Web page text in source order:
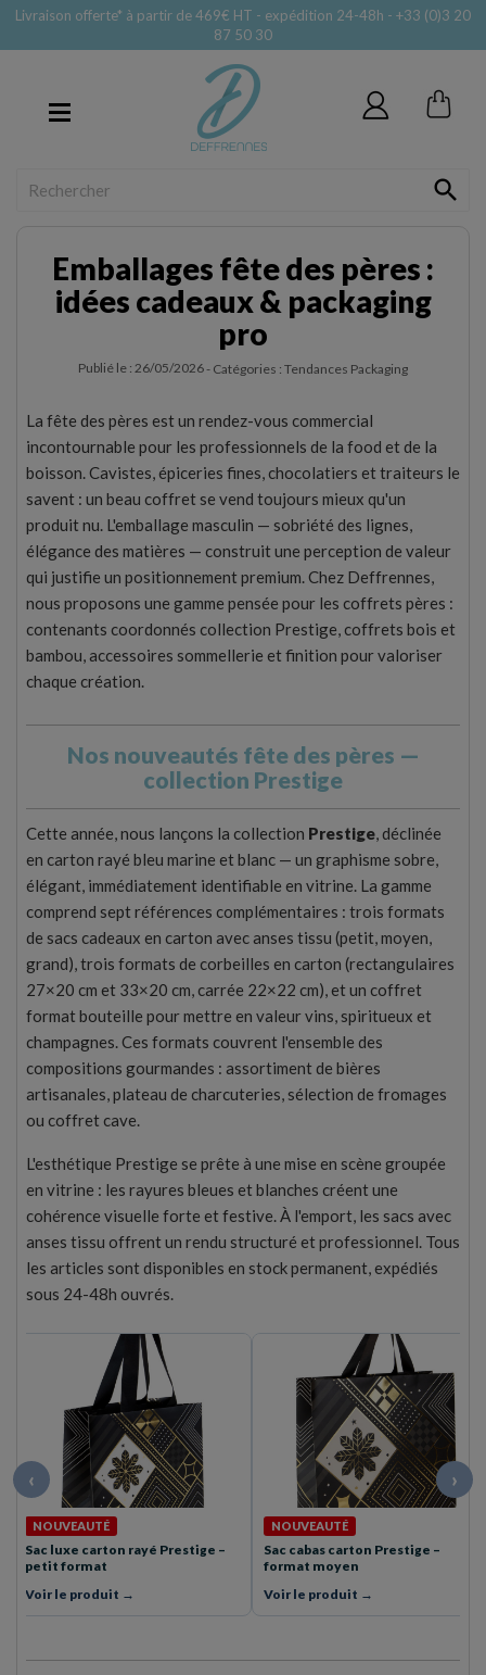
Livraison offerte* à partir de 469€ HT - expédition 24-48h - +33 (0)3 20
87 50 30

Emballages fête des pères :
idées cadeaux & packaging
pro
Publié le : 26/05/2026- Catégories : Tendances Packaging
La fête des pères est un rendez-vous commercial
incontournable pour les professionnels de la food et de la
boisson. Cavistes, épiceries fines, chocolatiers et traiteurs le
savent : un beau coffret se vend toujours mieux qu'un
produit nu. L'emballage masculin — sobriété des lignes,
élégance des matières — construit une perception de valeur
qui justifie un positionnement premium. Chez Deffrennes,
nous proposons une gamme pensée pour les coffrets pères :
contenants coordonnés collection Prestige, coffrets bois et
bambou, accessoires sommellerie et finition pour valoriser
chaque création.
Nos nouveautés fête des pères —
collection Prestige
Cette année, nous lançons la collection Prestige, déclinée
en carton rayé bleu marine et blanc — un graphisme sobre,
élégant, immédiatement identifiable en vitrine. La gamme
comprend sept références complémentaires : trois formats
de sacs cadeaux en carton avec anses tissu (petit, moyen,
grand), trois formats de corbeilles en carton (rectangulaires
27×20 cm et 33×20 cm, carrée 22×22 cm), et un coffret
format bouteille pour mettre en valeur vins, spiritueux et
champagnes. Ces formats couvrent l'ensemble des
compositions gourmandes : assortiment de bières
artisanales, plateau de charcuteries, sélection de fromages
ou coffret cave.
L'esthétique Prestige se prête à une mise en scène groupée
en vitrine : les rayures bleues et blanches créent une
cohérence visuelle forte et festive. À l'emport, les sacs avec
anses tissu offrent un rendu structuré et professionnel. Tous
les articles sont disponibles en stock permanent, expédiés
sous 24-48h ouvrés.
‹
NOUVEAUTÉ
Sac cabas carton Prestige –
format moyen
Voir le produit →
NOUVEAUTÉ
Corbeille carton rect. Prestige –
33×20×7 cm
Voir le produit →
›